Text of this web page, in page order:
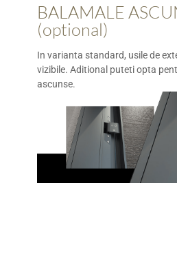
BALAMALE
(optional)
In varianta standard, usile de
vizibile. Aditional puteti opta
ascunse.